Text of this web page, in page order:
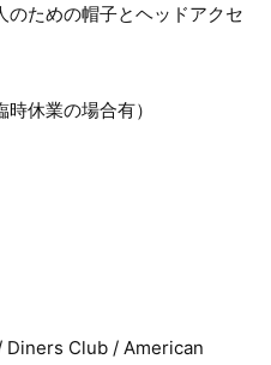
のための帽子とヘッドアクセ
休業の場合有）
Club / American